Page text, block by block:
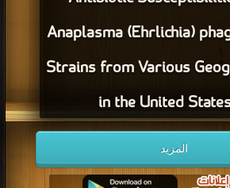
Anaplasma (Ehrlichia)
Strains from Various
in the United
المزيد